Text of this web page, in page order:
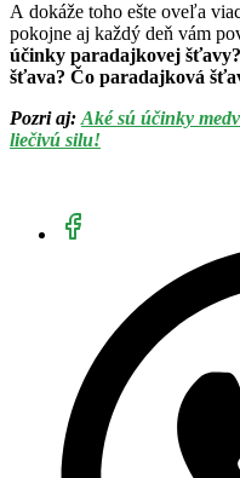
A dokáže toho ešte oveľa
pokojne aj každý deň vám
účinky paradajkovej
šťava? Čo paradajková
Pozri aj:Aké sú účinky
liečivú silu!